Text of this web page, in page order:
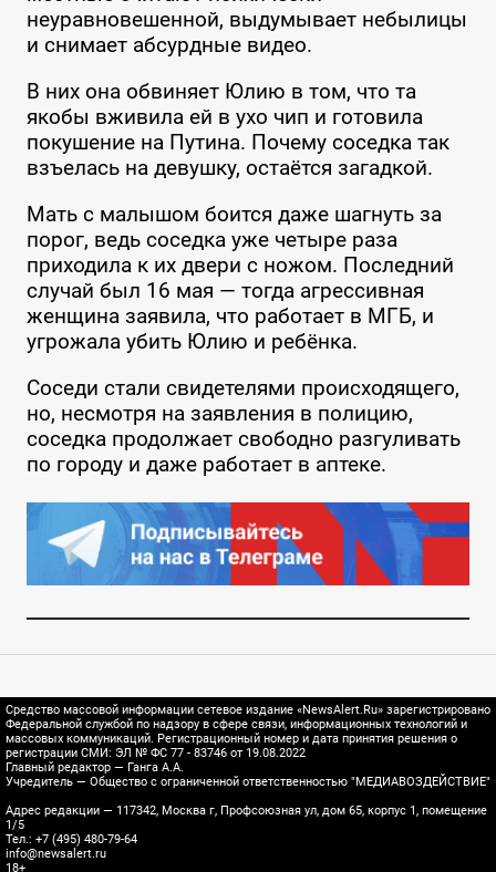
неуравновешенной, выдумывает небылицы
и снимает абсурдные видео.
В них она обвиняет Юлию в том, что та
якобы вживила ей в ухо чип и готовила
покушение на Путина. Почему соседка так
взъелась на девушку, остаётся загадкой.
Мать с малышом боится даже шагнуть за
порог, ведь соседка уже четыре раза
приходила к их двери с ножом. Последний
случай был 16 мая — тогда агрессивная
женщина заявила, что работает в МГБ, и
угрожала убить Юлию и ребёнка.
Соседи стали свидетелями происходящего,
но, несмотря на заявления в полицию,
соседка продолжает свободно разгуливать
по городу и даже работает в аптеке.
Средство массовой информации сетевое издание «NewsAlert.Ru» зарегистрировано
Федеральной службой по надзору в сфере связи, информационных технологий и
массовых коммуникаций. Регистрационный номер и дата принятия решения о
регистрации СМИ: ЭЛ № ФС 77 - 83746 от 19.08.2022
Главный редактор — Ганга А.А.
Учредитель — Общество с ограниченной ответственностью "МЕДИАВОЗДЕЙСТВИЕ"
Адрес редакции — 117342, Москва г, Профсоюзная ул, дом 65, корпус 1, помещение
1/5
Тел.: +7 (495) 480-79-64
info@newsalert.ru
18+